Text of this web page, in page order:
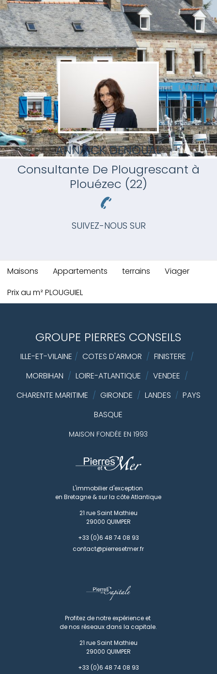
ANNAICK DENOUAL
Consultante De Plougrescant à
Plouézec (22)
SUIVEZ-NOUS SUR
Maisons Appartements terrains
Viager
Prix au m² PLOUGUIEL
GROUPE PIERRES CONSEILS
ILLE-ET-VILAINE / COTES D'ARMOR / FINISTERE /
MORBIHAN / LOIRE-ATLANTIQUE / VENDEE /
CHARENTE MARITIME / GIRONDE / LANDES / PAYS
BASQUE
MAISON FONDÉE EN 1993
L'immobilier d'exception
en Bretagne & sur la côte Atlantique
21 rue Saint Mathieu
29000 QUIMPER
+33 (0)6 48 74 08 93
contact@pierresetmer.fr
Profitez de notre expérience et
de nos réseaux dans la capitale.
21 rue Saint Mathieu
29000 QUIMPER
+33 (0)6 48 74 08 93